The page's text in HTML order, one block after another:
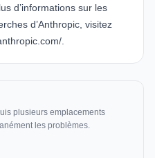
d’informations sur les
d’Anthropic, visitez
.
plusieurs emplacements
les problèmes.